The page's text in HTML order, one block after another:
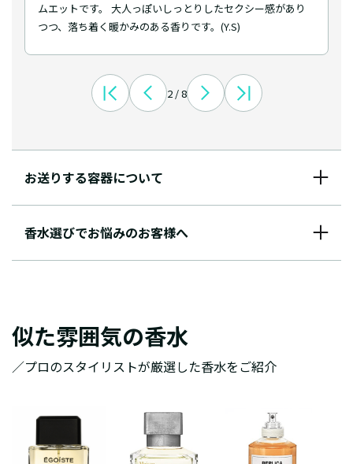
ムエットです。 大人っぽいしっとりしたセクシー感があり
つつ、落ち着く暖かみのある香りです。(Y.S)
2 / 8
お送りする容器について
香水選びでお悩みのお客様へ
似た雰囲気の香水
／プロのスタイリストが厳選した香水をご紹介